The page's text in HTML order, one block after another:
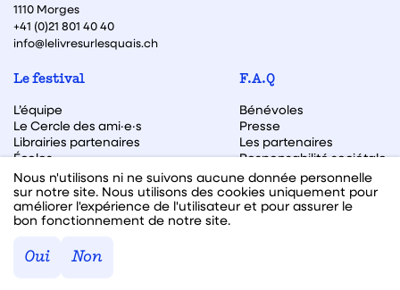
1110 Morges
+41 (0)21 801 40 40
info@lelivresurlesquais.ch
Le festival
L’équipe
Le Cercle des ami·e·s
Librairies partenaires
Écoles
F.A.Q
Bénévoles
Presse
Les partenaires
Responsabilité sociétale
Archive des éditions
Archive des autrices et auteurs
Nous n'utilisons ni ne suivons aucune donnée personnelle
sur notre site. Nous utilisons des cookies uniquement pour
améliorer l'expérience de l'utilisateur et pour assurer le
bon fonctionnement de notre site.
Oui Non